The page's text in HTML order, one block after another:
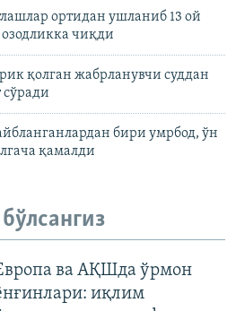
ортидан ушланиб 13 ой
озодликка чиқди
қолган жабрланувчи суддан
сўради
бири умрбод, ўн
қамалди
ва АҚШда ўрмон
иқлим